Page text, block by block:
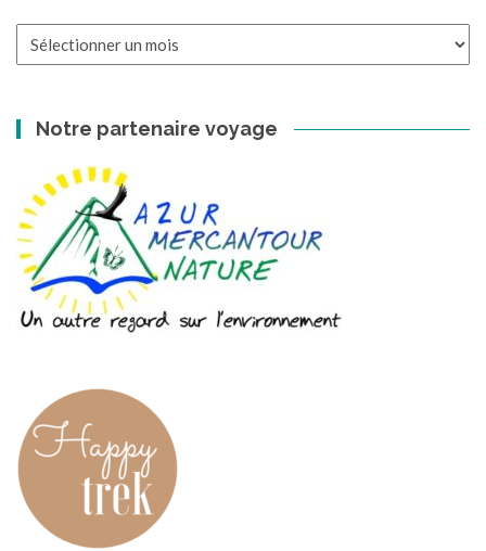
Notre partenaire voyage